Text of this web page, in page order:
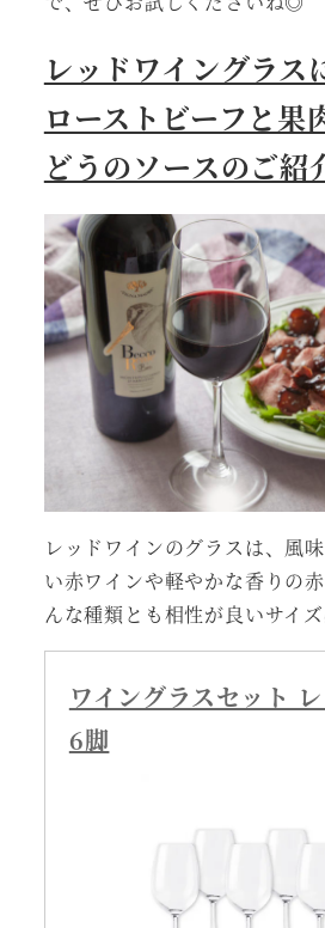
レッドワイングラス
ローストビーフと果
どうのソースのご紹
レッドワインのグラスは、風
い赤ワインや軽やかな香りの
んな種類とも相性が良いサイ
ワイングラスセット
6脚